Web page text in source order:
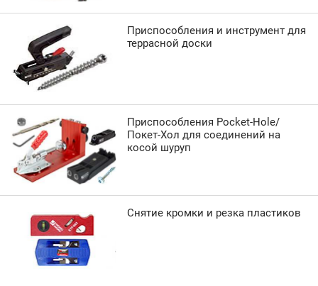
Приспособления и инструмент для
террасной доски
Приспособления Pocket-Hole/
Покет-Хол для соединений на
косой шуруп
Снятие кромки и резка пластиков